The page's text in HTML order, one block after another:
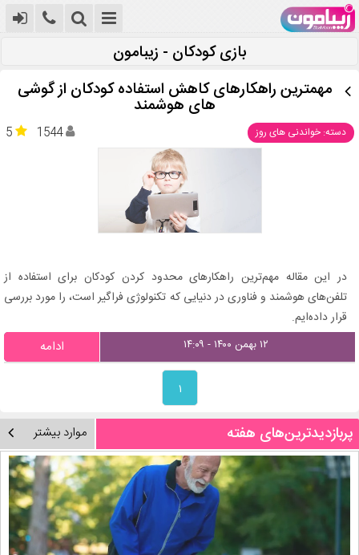
بازی کودکان - زیبامون
مهمترین راهکارهای کاهش استفاده کودکان از گوشی
های هوشمند
دسته: خواندنی های روز 5 1544
در این مقاله مهم‌ترین راهکارهای محدود کردن کودکان برای استفاده از
تلفن‌های هوشمند و فناوری در دنیایی که تکنولوژی فراگیر است، را مورد بررسی
قرار داده‌ایم.
۱۲ بهمن ۱۴۰۰ - ۱۴:۰۹ ادامه
۱
پربازدیدترین‌های هفته موارد بیشتر